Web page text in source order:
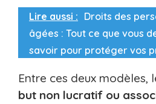
Lire aussi : Droits des
âgées : Tout ce que vous
savoir pour protéger vos
Entre ces deux modèles,
but non lucratif ou